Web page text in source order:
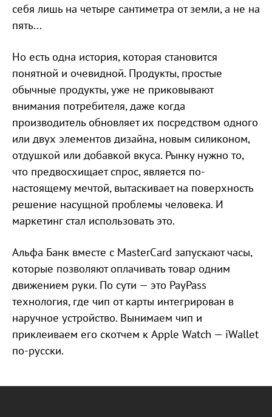
себя лишь на четыре сантиметра от земли, а не на
пять...
Но есть одна история, которая становится
понятной и очевидной. Продукты, простые
обычные продукты, уже не приковывают
внимания потребителя, даже когда
производитель обновляет их посредством одного
или двух элементов дизайна, новым силиконом,
отдушкой или добавкой вкуса. Рынку нужно то,
что предвосхищает спрос, является по-
настоящему мечтой, вытаскивает на поверхность
решение насущной проблемы человека. И
маркетинг стал использовать это.
Альфа Банк вместе с MasterСard запускают часы,
которые позволяют оплачивать товар одним
движением руки. По сути — это PayPass
технология, где чип от карты интегрирован в
наручное устройство. Вынимаем чип и
приклеиваем его скотчем к Apple Watch — iWallet
по-русски.